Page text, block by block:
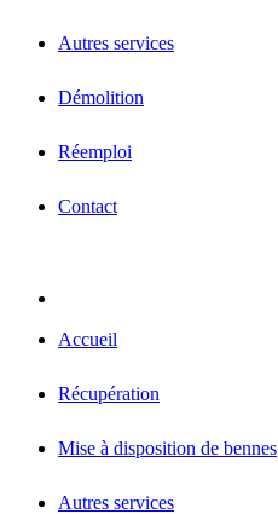
Autres services
Démolition
Réemploi
Contact
Accueil
Récupération
Mise à disposition de bennes
Autres services